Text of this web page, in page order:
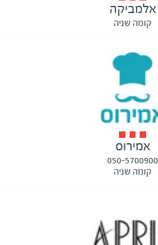
אלמביקה
קומה שניה
אמירוס
050-5700900
קומה שניה